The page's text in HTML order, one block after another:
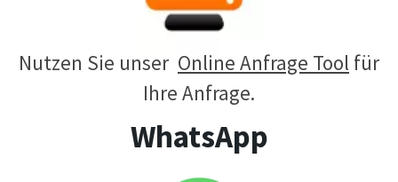
Nutzen Sie unser Online Anfrage Tool für
Ihre Anfrage.
WhatsApp